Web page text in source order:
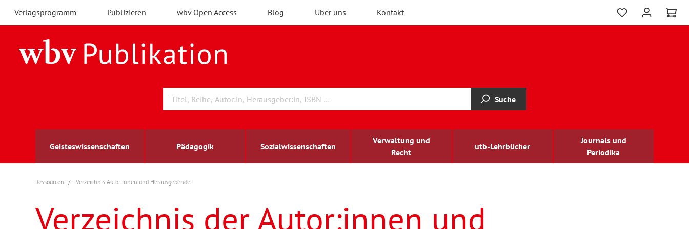
Verlagsprogramm Publizieren wbv Open Access Blog Über uns Kontakt
Suche
Geisteswissenschaften Pädagogik Sozialwissenschaften
Verwaltung und
Recht
utb-Lehrbücher
Journals und
Periodika
Archäologie
Berufs- und Wirtschaftspädagogik
Arbeitsmarktforschung
Außenwirtschaft
berufsbildung
Ressourcen Verzeichnis Autor:innen und Herausgebende
Verzeichnis der Autor:innen und